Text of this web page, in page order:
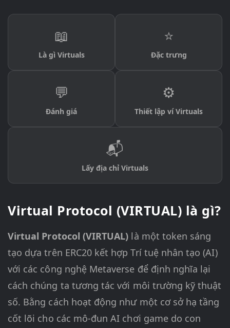
📖
Là gì Virtuals
⭐
Đặc trưng
💬
Đánh giá
⚙️
Thiết lập ví Virtuals
📬
Lấy địa chỉ Virtuals
Virtual Protocol (VIRTUAL) là gì?
Virtual Protocol (VIRTUAL) là một token sáng
tạo dựa trên ERC20 kết hợp Trí tuệ nhân tạo (AI)
với các công nghệ Metaverse để định nghĩa lại
cách chúng ta tương tác với môi trường kỹ thuật
số. Bằng cách hoạt động như một cơ sở hạ tầng
cốt lõi cho các mô-đun AI chơi game do con